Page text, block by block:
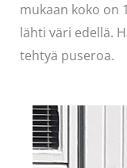
mukaan koko on
lähti väri edellä.
tehtyä puseroa.